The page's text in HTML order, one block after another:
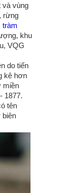
và vùng
rừng
tràm
khu
VQG
do tiến
kê hơn
miền
1877.
tên
biên